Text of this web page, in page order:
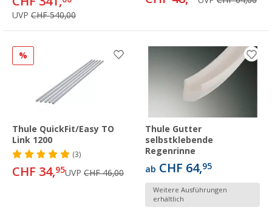
UVP CHF 540,00
%
Thule QuickFit/Easy TO
Link 1200
(3)
CHF 34,95UVP CHF 46,00
Thule Gutter
selbstklebende
Regenrinne
ab CHF 64,95
Weitere Ausführungen
erhältlich